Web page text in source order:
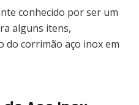
conhecido por ser um
alguns itens,
do corrimão aço inox em